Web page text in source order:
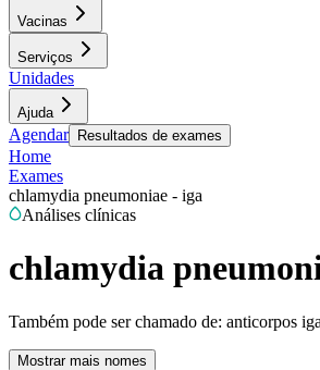
Vacinas
Serviços
Unidades
Ajuda
Agendar Resultados de exames
Home
Exames
chlamydia pneumoniae - iga
Análises clínicas
chlamydia
Também pode ser chamado de: anticorpos
Mostrar mais nomes